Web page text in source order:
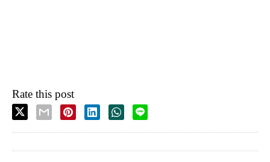
Rate this post